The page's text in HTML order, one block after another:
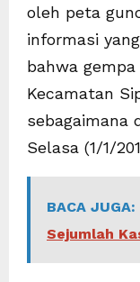
oleh peta
informasi
bahwa
Kecamatan
sebagaimana
Selasa (1/1/
BACA JUGA:
Sejumlah